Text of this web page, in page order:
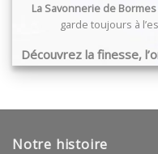
La Savonnerie de Bormes
garde toujours à
Découvrez la finesse,
Notre histoire